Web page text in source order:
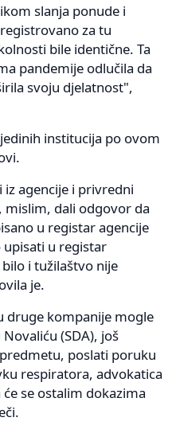
slanja ponude i
za tu
bile identične. Ta
pandemije odlučila da
svoju djelatnost",
institucija po ovom
iz agencije i privredni
mislim, dali odgovor da
u registar agencije
upisati u registar
i tužilaštvo nije
je.
druge kompanije mogle
(SDA), još
poslati poruku
respiratora, advokatica
se ostalim dokazima